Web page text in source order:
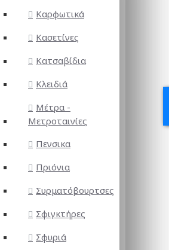
Καρφωτικά
Κασετίνες
Κατσαβίδια
Κλειδιά
Μέτρα -
Μετροταινίες
Πενσικα
Πριόνια
Συρματόβουρτσες
Σφιγκτήρες
Σφυριά